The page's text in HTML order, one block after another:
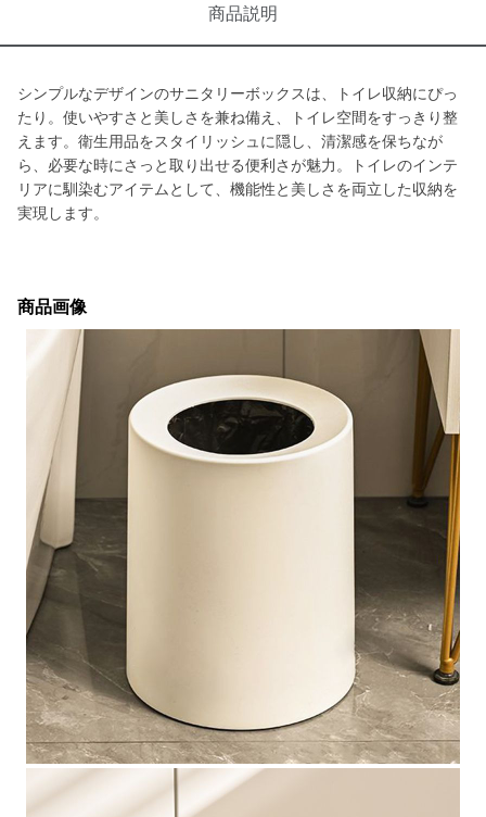
商品説明
シンプルなデザインのサニタリーボックスは、トイレ収納にぴっ
たり。使いやすさと美しさを兼ね備え、トイレ空間をすっきり整
えます。衛生用品をスタイリッシュに隠し、清潔感を保ちなが
ら、必要な時にさっと取り出せる便利さが魅力。トイレのインテ
リアに馴染むアイテムとして、機能性と美しさを両立した収納を
実現します。
商品画像